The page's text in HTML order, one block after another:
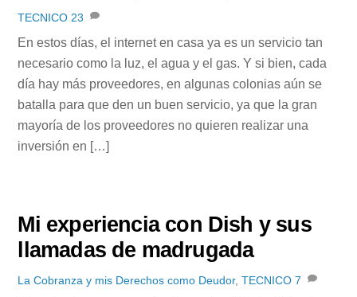
TECNICO 23
En estos días, el internet en casa ya es un servicio tan
necesario como la luz, el agua y el gas. Y si bien, cada
día hay más proveedores, en algunas colonias aún se
batalla para que den un buen servicio, ya que la gran
mayoría de los proveedores no quieren realizar una
inversión en […]
Mi experiencia con Dish y sus
llamadas de madrugada
La Cobranza y mis Derechos como Deudor,TECNICO 7